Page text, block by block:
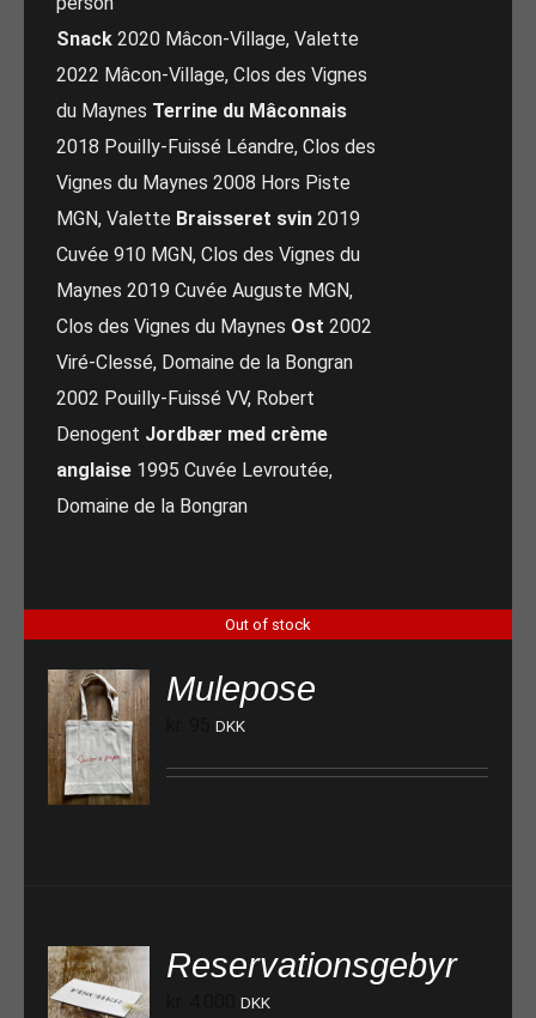
Snack 2020 Mâcon-Village, Valette
2022 Mâcon-Village, Clos des Vignes
du Maynes Terrine du Mâconnais
2018 Pouilly-Fuissé Léandre, Clos des
Vignes du Maynes 2008 Hors Piste
MGN, Valette Braisseret svin 2019
Cuvée 910 MGN, Clos des Vignes du
Maynes 2019 Cuvée Auguste MGN,
Clos des Vignes du Maynes Ost 2002
Viré-Clessé, Domaine de la Bongran
2002 Pouilly-Fuissé VV, Robert
Denogent Jordbær med crème
anglaise 1995 Cuvée Levroutée,
Domaine de la Bongran
Out of stock
Mulepose
DKK
Reservationsgebyr
DKK